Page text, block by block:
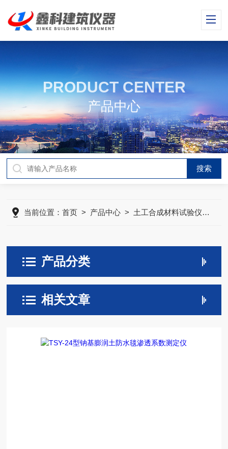
PRODUCT CENTER
产品中心
当前位置：首页 > 产品中心 > 土工合成材料试验仪器
产品分类
相关文章